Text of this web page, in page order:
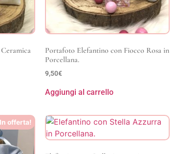
Portafoto Elefantino con Fiocco Rosa in
Porcellana.
9,50€
Aggiungi al carrello
In offerta!